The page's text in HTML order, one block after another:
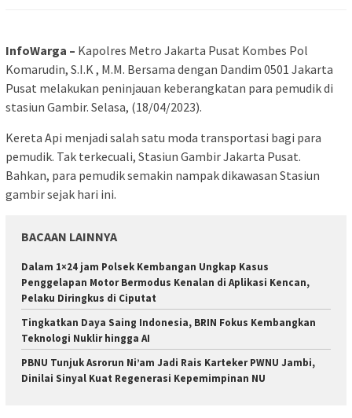
InfoWarga – Kapolres Metro Jakarta Pusat Kombes Pol
Komarudin, S.I.K , M.M. Bersama dengan Dandim 0501 Jakarta
Pusat melakukan peninjauan keberangkatan para pemudik di
stasiun Gambir. Selasa, (18/04/2023).
Kereta Api menjadi salah satu moda transportasi bagi para
pemudik. Tak terkecuali, Stasiun Gambir Jakarta Pusat.
Bahkan, para pemudik semakin nampak dikawasan Stasiun
gambir sejak hari ini.
BACAAN LAINNYA
Dalam 1×24 jam Polsek Kembangan Ungkap Kasus
Penggelapan Motor Bermodus Kenalan di Aplikasi Kencan,
Pelaku Diringkus di Ciputat
Tingkatkan Daya Saing Indonesia, BRIN Fokus Kembangkan
Teknologi Nuklir hingga AI
PBNU Tunjuk Asrorun Ni’am Jadi Rais Karteker PWNU Jambi,
Dinilai Sinyal Kuat Regenerasi Kepemimpinan NU